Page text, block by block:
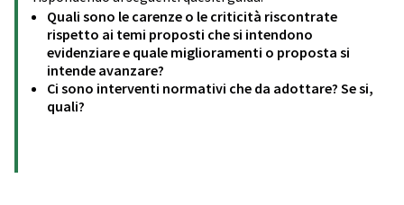
Quali sono le carenze o le criticità riscontrate
rispetto ai temi proposti che si intendono
evidenziare e quale miglioramenti o proposta si
intende avanzare?
Ci sono interventi normativi che da adottare? Se si,
quali?